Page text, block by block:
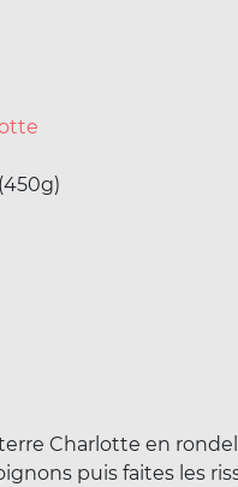
Charlotte en
puis faites les